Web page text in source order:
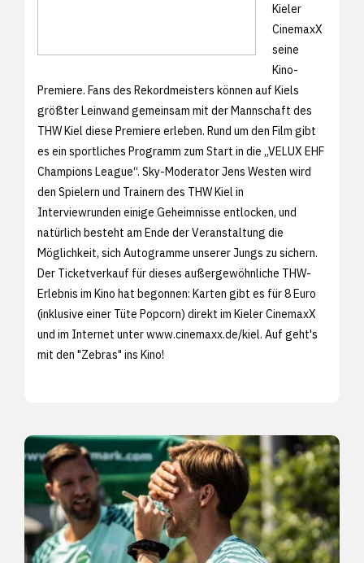
Kieler
CinemaxX
seine
Kino-
Premiere. Fans des Rekordmeisters können auf Kiels
größter Leinwand gemeinsam mit der Mannschaft des
THW Kiel diese Premiere erleben. Rund um den Film gibt
es ein sportliches Programm zum Start in die „VELUX EHF
Champions League“. Sky-Moderator Jens Westen wird
den Spielern und Trainern des THW Kiel in
Interviewrunden einige Geheimnisse entlocken, und
natürlich besteht am Ende der Veranstaltung die
Möglichkeit, sich Autogramme unserer Jungs zu sichern.
Der Ticketverkauf für dieses außergewöhnliche THW-
Erlebnis im Kino hat begonnen: Karten gibt es für 8 Euro
(inklusive einer Tüte Popcorn) direkt im Kieler CinemaxX
und im Internet unterwww.cinemaxx.de/kiel. Auf geht's
mit den "Zebras" ins Kino!